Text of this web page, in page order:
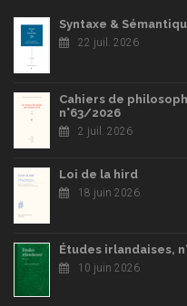
Syntaxe &
22 juil. 2026
Cahiers de
n°63/2026
2 juil. 2026
Loi de la hird
18 juin 2026
Études irlandaises,
10 juin 2026